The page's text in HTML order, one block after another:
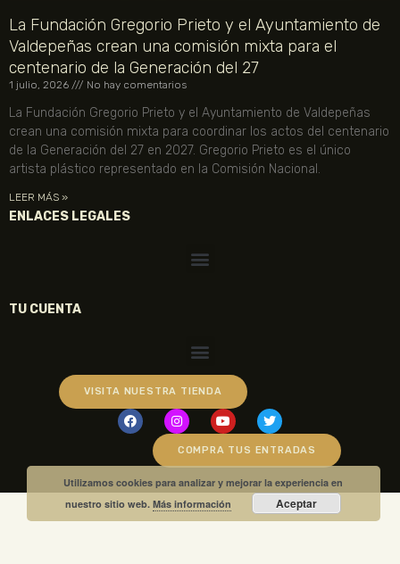
La Fundación Gregorio Prieto y el Ayuntamiento de
Valdepeñas crean una comisión mixta para el
centenario de la Generación del 27
1 julio, 2026 No hay comentarios
La Fundación Gregorio Prieto y el Ayuntamiento de Valdepeñas
crean una comisión mixta para coordinar los actos del centenario
de la Generación del 27 en 2027. Gregorio Prieto es el único
artista plástico representado en la Comisión Nacional.
LEER MÁS »
ENLACES LEGALES
TU CUENTA
VISITA NUESTRA TIENDA
COMPRA TUS ENTRADAS
Utilizamos cookies para analizar y mejorar la experiencia en
nuestro sitio web.Más información Aceptar